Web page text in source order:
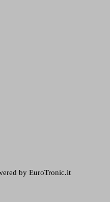
by EuroTronic.it